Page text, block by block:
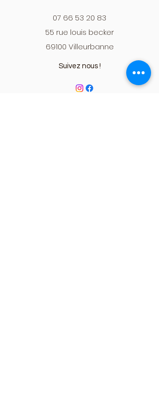
07 66 53 20 83
55 rue louis becker
69100 Villeurbanne
Suivez nous !